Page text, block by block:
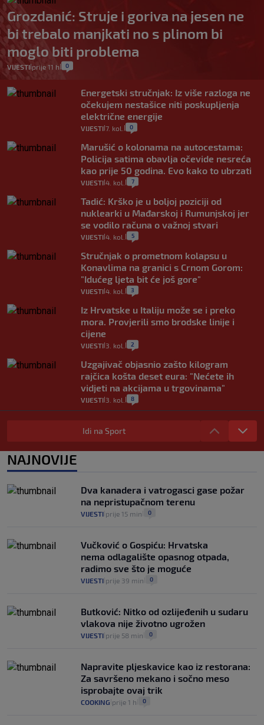
Grozdanić: Struje i goriva na jesen ne
bi trebalo manjkati no s plinom bi
moglo biti problema
VIJESTI prije 11 h 0
Energetski stručnjak: Iz više razloga ne
očekujem nestašice niti poskupljenja
električne energije
VIJESTI 7. kol. 0
Marušić o kolonama na autocestama:
Policija satima obavlja očevide nesreća
kao prije 50 godina. Evo kako to ubrzati
VIJESTI 4. kol. 7
Tadić: Krško je u boljoj poziciji od
nuklearki u Mađarskoj i Rumunjskoj jer
se vodilo računa o važnoj stvari
VIJESTI 4. kol. 5
Stručnjak o prometnom kolapsu u
Konavlima na granici s Crnom Gorom:
"Idućeg ljeta bit će još gore"
VIJESTI 4. kol. 3
Iz Hrvatske u Italiju može se i preko
mora. Provjerili smo brodske linije i
cijene
VIJESTI 3. kol. 2
Uzgajivač objasnio zašto kilogram
rajčica košta deset eura: "Nećete ih
vidjeti na akcijama u trgovinama"
VIJESTI 3. kol. 8
Selidba je jedno od stresnijih iskustava.
Evo aktualnih cijena i nekoliko savjeta
0
automobilom na Hvar iz Zagreba, a
koliko iz Osijeka
|2. kol. 14
Idi na Sport
NAJNOVIJE
Dva kanadera i vatrogasci gase požar
na nepristupačnom terenu
VIJESTI prije 15 min 0
Vučković o Gospiću: Hrvatska
nema odlagalište opasnog otpada,
radimo sve što je moguće
VIJESTI prije 39 min 0
Butković: Nitko od ozlijeđenih u sudaru
vlakova nije životno ugrožen
VIJESTI prije 58 min 0
Napravite pljeskavice kao iz restorana:
Za savršeno mekano i sočno meso
isprobajte ovaj trik
COOKING prije 1 h 0